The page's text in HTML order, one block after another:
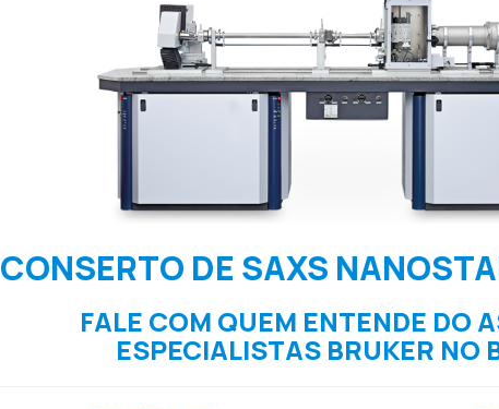
CONSERTO DE SAXS
FALE COM QUEM ENTENDE DO
ESPECIALISTAS BRUKER NO